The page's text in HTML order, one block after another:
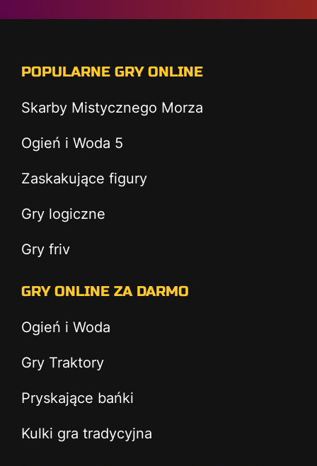
POPULARNE GRY ONLINE
Skarby Mistycznego Morza
Ogień i Woda 5
Zaskakujące figury
Gry logiczne
Gry friv
GRY ONLINE ZA DARMO
Ogień i Woda
Gry Traktory
Pryskające bańki
Kulki gra tradycyjna